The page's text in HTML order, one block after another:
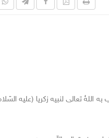
تعالى لنبيه زكريا (عليه